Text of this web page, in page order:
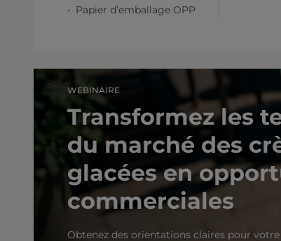
Papier d’emballage OPP
WEBINAIRE
Transformez les
du marché des
glacées en
commerciales
Obtenez des orientations claires pour